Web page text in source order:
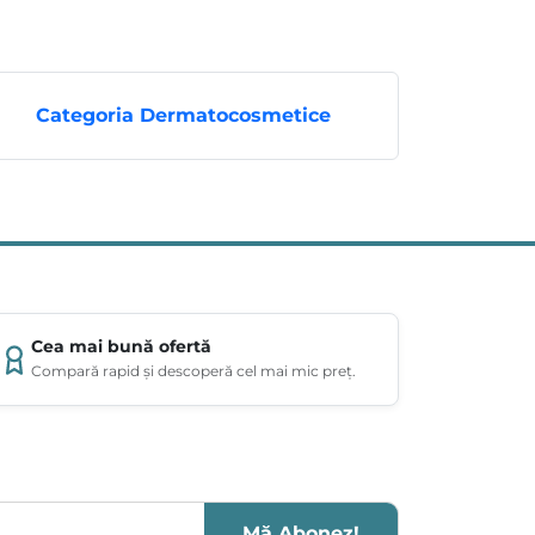
Categoria Dermatocosmetice
Cea mai bună ofertă
Compară rapid și descoperă cel mai mic preț.